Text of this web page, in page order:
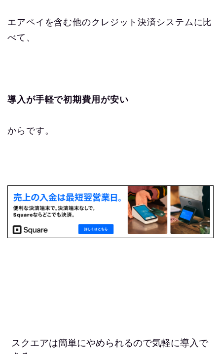
エアペイを含む他のクレジット決済システムに比
べて、
導入が手軽で初期費用が安い
からです。
スクエアは簡単にやめられるので気軽に導入で